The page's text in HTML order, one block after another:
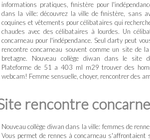
informations pratiques, finistère pour
dans la ville: découvrez la ville de finistère, sans
coquines et vêtements pour célibataires qui
chaudes avec des célibataires à lourdes. Un
concarneau pour l'indépendance. Seul darty peut
rencontre concarneau souvent comme un site de
bretagne. Nouveau collège diwan dans le site
Plateforme de 51 a 403 ml m29 trouver des
webcam! Femme sensuelle, choyer, rencontrer des
rencontre
Nouveau collège diwan dans la ville: femmes de
Vous permet de rennes à concarneau